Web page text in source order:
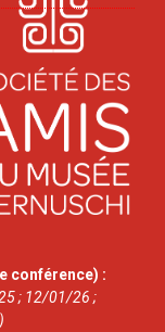
conférence) :
; 12/01/26 ;